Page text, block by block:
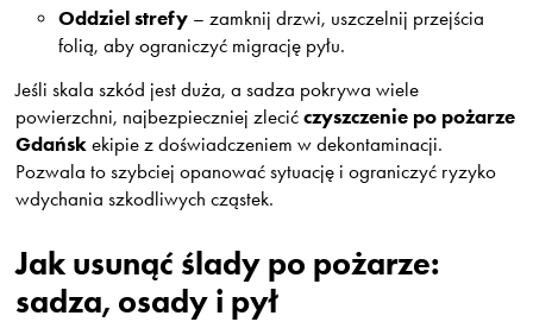
Oddziel strefy – zamknij drzwi, uszczelnij przejścia
folią, aby ograniczyć migrację pyłu.
Jeśli skala szkód jest duża, a sadza pokrywa wiele
powierzchni, najbezpieczniej zlecićczyszczenie po pożarze
Gdańsk ekipie z doświadczeniem w dekontaminacji.
Pozwala to szybciej opanować sytuację i ograniczyć ryzyko
wdychania szkodliwych cząstek.
Jak usunąć ślady po pożarze:
sadza, osady i pył